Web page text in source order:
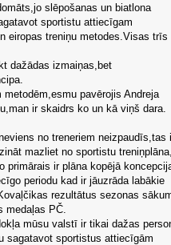
slēpošanas un biatlona
sportistu attiecīgam
eiropas treniņu metodes.Visas trīs
dažādas izmaiņas,bet
pavērojis Andreja
ir skaidrs ko un kā viņš dara.
no treneriem neizpaudīs,tas
mazliet no sportistu
primārais ir plāna kopējā
periodu kad ir jāuzrāda labākie
rezultātus sezonas
medaļas PČ.
mūsu valstī ir tikai dažas
sagatavot sportistus attiecīgām